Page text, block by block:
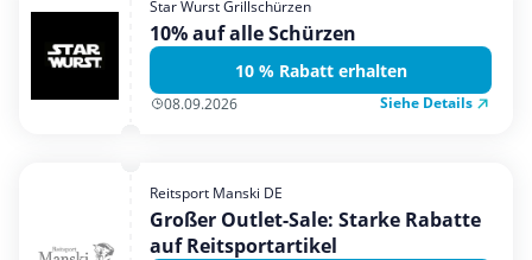
Mobilfunk & Internet
Mode & Accessoires
Shopping
Urlaub & Reise
Star Wurst Grillschürzen
10% auf alle Schürzen
10 % Rabatt erhalten
08.09.2026 Siehe Details
Reitsport Manski DE
Großer Outlet-Sale: Starke Rabatte
auf Reitsportartikel